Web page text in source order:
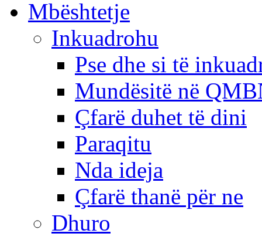
Mbështetje
Inkuadrohu
Pse dhe si të
Mundësitë në
Çfarë duhet të dini
Paraqitu
Nda ideja
Çfarë thanë për ne
Dhuro